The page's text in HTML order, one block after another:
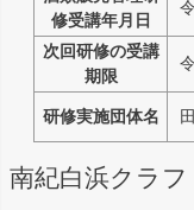
修受講年月日
次回研修の受講
期限
研修実施団体名
南紀白浜クラ